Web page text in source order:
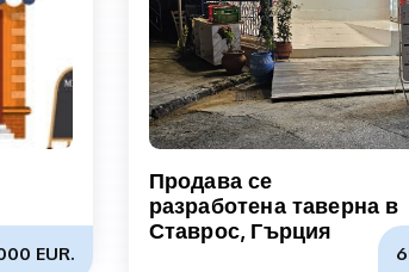
EUR.
Продава се
разработена таверна в
Ставрос, Гърция